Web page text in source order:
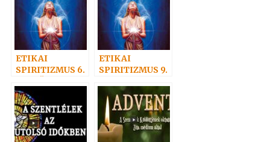
ETIKAI
SPIRITIZMUS 6.
ETIKAI
SPIRITIZMUS 9.
kötelez. Az
igazság
harcosai.